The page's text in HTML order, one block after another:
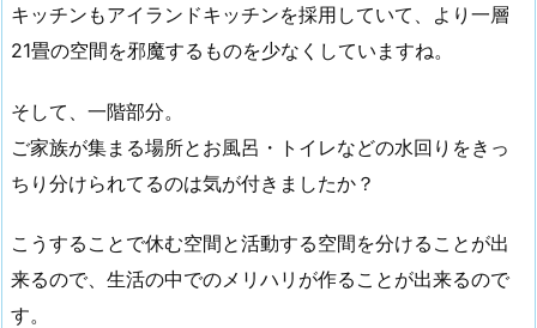
キッチンもアイランドキッチンを採用していて、より一層
21畳の空間を邪魔するものを少なくしていますね。
そして、一階部分。
ご家族が集まる場所とお風呂・トイレなどの水回りをきっ
ちり分けられてるのは気が付きましたか？
こうすることで休む空間と活動する空間を分けることが出
来るので、生活の中でのメリハリが作ることが出来るので
す。